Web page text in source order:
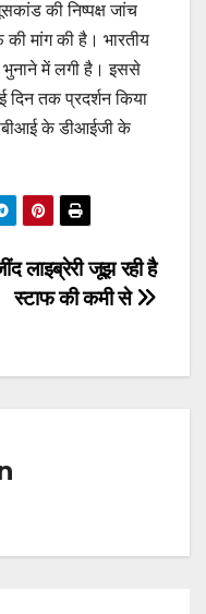
की निष्पक्ष जांच
मांग की है। भारतीय
भुनाने में लगी है। इससे
तक प्रदर्शन किया
के डीआईजी के
लाइब्रेरी जूझ रही है
स्टाफ की कमी से